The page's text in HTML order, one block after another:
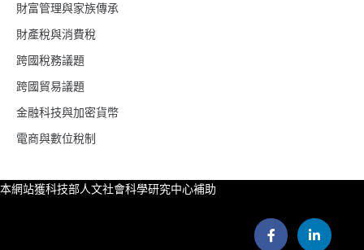
財富管理與家族傳承
財產稅與消費稅
跨國稅務議題
跨國貿易議題
金融科技與加密貨幣
電商與數位稅制
本網站獲科技部人文社會科學研究中心補助
F
a
L
i